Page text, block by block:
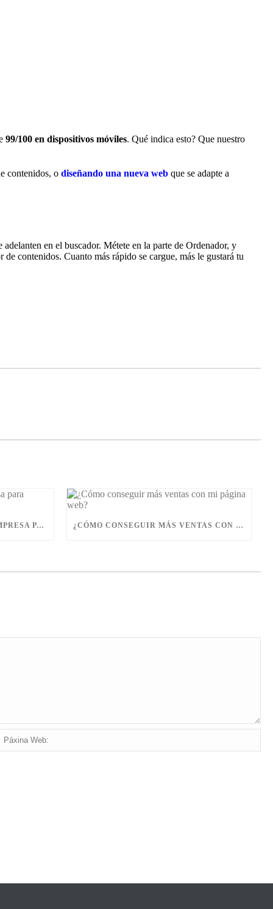
99/100 en dispositivos móviles. Qué indica esto? Que nuestro
contenidos, o diseñando una nueva web que se adapte a
en el buscador. Métete en la parte de Ordenador, y
contenidos. Cuanto más rápido se cargue, más le gustará tu
COMO ESCOGER BIEN UNA EMPRESA PARA HACERME LA WEB ¿CÓMO CONSEGUIR MÁS VENTAS CON MI PÁGINA WEB?